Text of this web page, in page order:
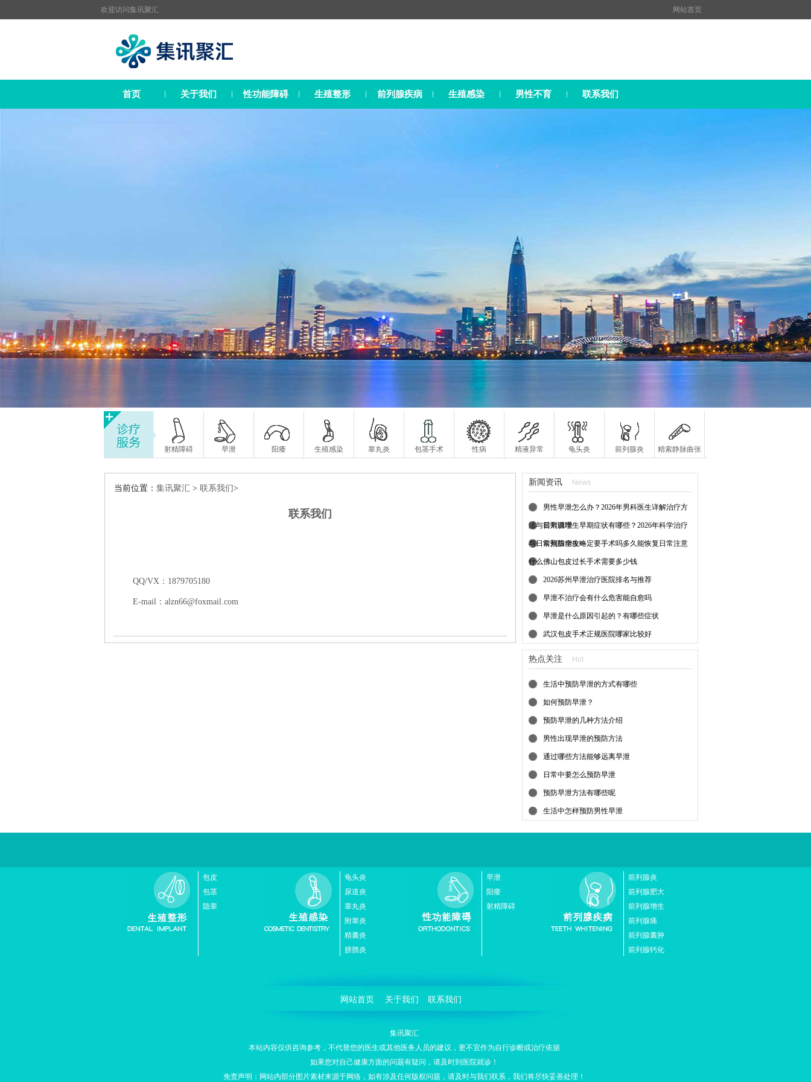
欢迎访问集讯聚汇 网站首页
首页 关于我们 性功能障碍 生殖整形 前列腺疾病 生殖感染 男性不育 联系我们
射精障碍 早泄 阳痿 生殖感染 睾丸炎 包茎手术 性病 精液异常 龟头炎 前列腺炎 精索静脉曲张
当前位置： 集讯聚汇 > 联系我们>
联系我们
QQ/VX：1879705180
E-mail： alzn66@foxmail.com
新闻资讯 News
男性早泄怎么办？2026年男科医生详解治疗方
法与日常调理
前列腺增生早期症状有哪些？2026年科学治疗
与日常预防全攻略
前列腺增生一定要手术吗多久能恢复日常注意
什么佛山包皮过长手术需要多少钱
2026苏州早泄治疗医院排名与推荐
早泄不治疗会有什么危害能自愈吗
早泄是什么原因引起的？有哪些症状
武汉包皮手术正规医院哪家比较好
热点关注 Hot
生活中预防早泄的方式有哪些
如何预防早泄？
预防早泄的几种方法介绍
男性出现早泄的预防方法
通过哪些方法能够远离早泄
日常中要怎么预防早泄
预防早泄方法有哪些呢
生活中怎样预防男性早泄
包皮
包茎
隐睾
龟头炎
尿道炎
睾丸炎
附睾炎
精囊炎
膀胱炎
早泄
阳痿
射精障碍
前列腺炎
前列腺肥大
前列腺增生
前列腺痛
前列腺囊肿
前列腺钙化
网站首页 关于我们 联系我们
集讯聚汇
本站内容仅供咨询参考，不代替您的医生或其他医务人员的建议，更不宜作为自行诊断或治疗依据
如果您对自己健康方面的问题有疑问，请及时到医院就诊！
免责声明：网站内部分图片素材来源于网络，如有涉及任何版权问题，请及时与我们联系，我们将尽快妥善处理！